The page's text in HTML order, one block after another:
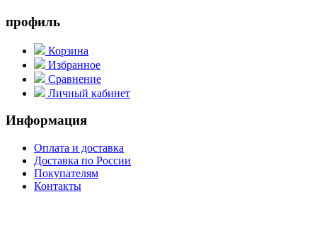
профиль
Корзина
Избранное
Сравнение
Личный кабинет
Информация
Оплата и доставка
Доставка по России
Покупателям
Контакты